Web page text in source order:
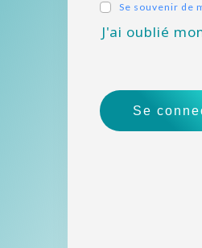
Se souvenir de
J'ai oublié
Se